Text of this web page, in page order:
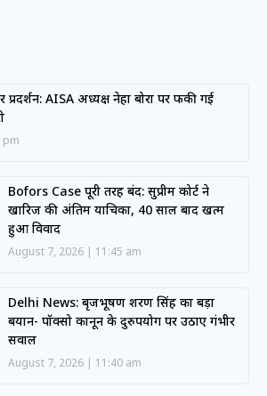
प्रदर्शन: AISA अध्यक्ष नेहा बोरा पर फेंकी गई
pm
Bofors Case पूरी तरह बंद: सुप्रीम कोर्ट ने
खारिज की अंतिम याचिका, 40 साल बाद खत्म
हुआ विवाद
August 7, 2026 11:45 am
Delhi News: बृजभूषण शरण सिंह का बड़ा
बयान- पॉक्सो कानून के दुरुपयोग पर उठाए गंभीर
सवाल
August 7, 2026 11:40 am